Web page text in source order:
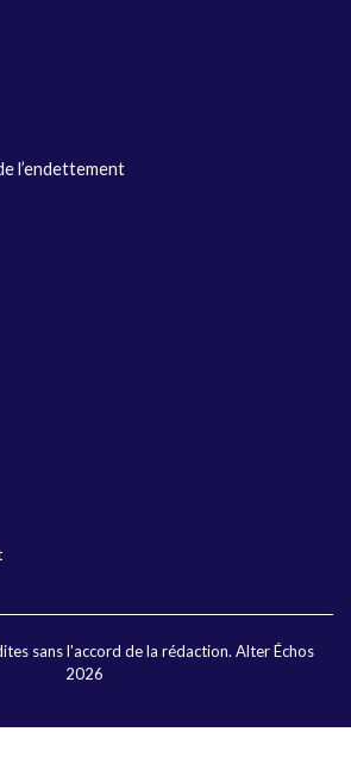
l’endettement
sans l'accord de la rédaction. Alter Échos
2026